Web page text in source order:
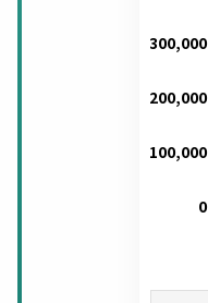
0
100,000
200,000
300,000